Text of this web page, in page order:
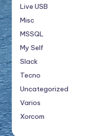
Live USB
Misc
MSSQL
My Self
Slack
Tecno
Uncategorized
Varios
Xorcom